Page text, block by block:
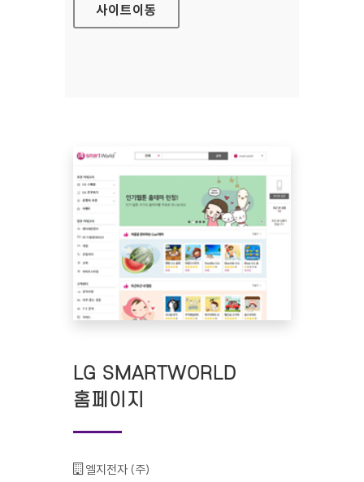
사이트이동
LG SMARTWORLD
홈페이지
기관명 :
엘지전자 (주)